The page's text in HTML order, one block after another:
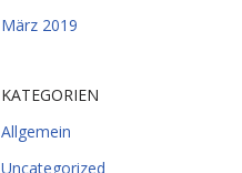
März 2019
KATEGORIEN
Allgemein
Uncategorized